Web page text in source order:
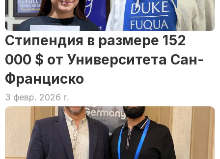
Стипендия в размере 152
000 $ от Университета Сан-
Франциско
3 февр. 2026 г.